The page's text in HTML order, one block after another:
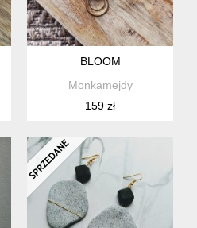
BLOOM
Monkamejdy
159 zł